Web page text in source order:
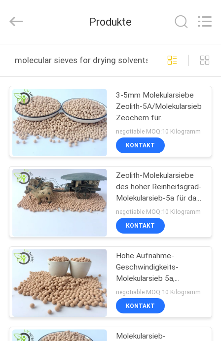
PRODUKTE
VIDEOS
VR
SHOW
ÜBER
WERKSBESICHTIGUNG
QUALITÄTSKONTROLLE
KONTAKT
Technology
Co.,Ltd..
Reserved.
Produkte
molecular sieves for drying solvents online
3-5mm Molekularsiebe
Zeolith-5A/Molekularsieb
Zeochem für
Wasserstoff-Verdichter
negotiable MOQ:10 Kilogramm
KONTAKT
Zeolith-Molekularsiebe
des hoher Reinheitsgrad-
Molekularsieb-5a für das
Produzieren von N2-O2
H2
negotiable MOQ:10 Kilogramm
KONTAKT
Hohe Aufnahme-
Geschwindigkeits-
Molekularsieb 5a,
Molekularsieb-
Trockenmittel
negotiable MOQ:10 Kilogramm
KONTAKT
Molekularsieb-